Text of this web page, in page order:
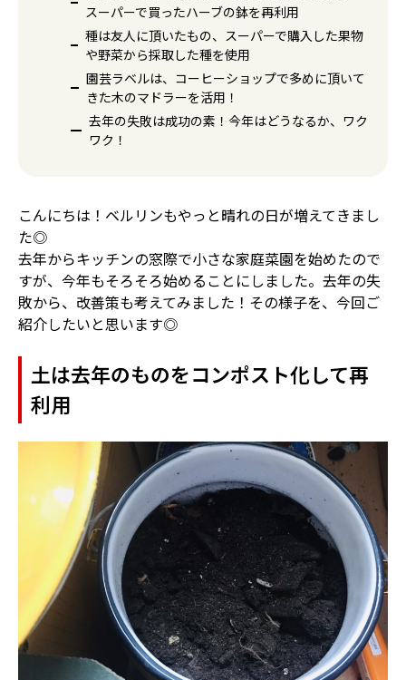
スーパーで買ったハーブの鉢を再利用
種は友人に頂いたもの、スーパーで購入した果物
や野菜から採取した種を使用
園芸ラベルは、コーヒーショップで多めに頂いて
きた木のマドラーを活用！
去年の失敗は成功の素！今年はどうなるか、ワク
ワク！
こんにちは！ベルリンもやっと晴れの日が増えてきまし
た◎
去年からキッチンの窓際で小さな家庭菜園を始めたので
すが、今年もそろそろ始めることにしました。去年の失
敗から、改善策も考えてみました！その様子を、今回ご
紹介したいと思います◎
土は去年のものをコンポスト化して再
利用